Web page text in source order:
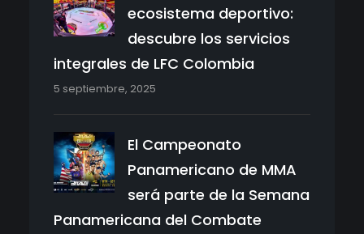
ecosistema deportivo:
descubre los servicios
integrales de LFC Colombia
5 septiembre, 2025
El Campeonato
Panamericano de MMA
será parte de la Semana
Panamericana del Combate